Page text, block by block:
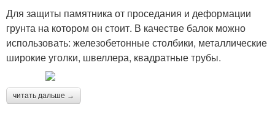
Для защиты памятника от проседания и деформации
грунта на котором он стоит. В качестве балок можно
использовать: железобетонные столбики, металлические
широкие уголки, швеллера, квадратные трубы.
читать дальше →